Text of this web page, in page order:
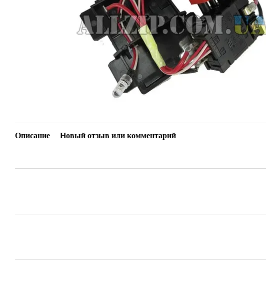
Описание Новый отзыв или комментарий